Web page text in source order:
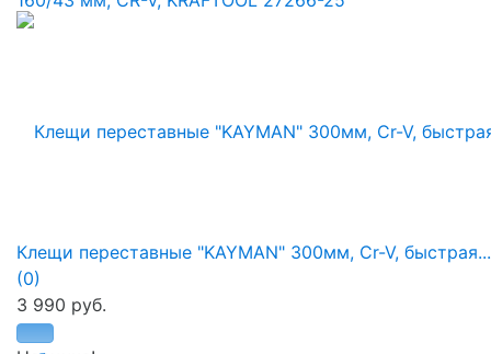
Клещи переставные "KAYMAN" 300мм, Cr-V, быстрая...
(0)
3 990 руб.